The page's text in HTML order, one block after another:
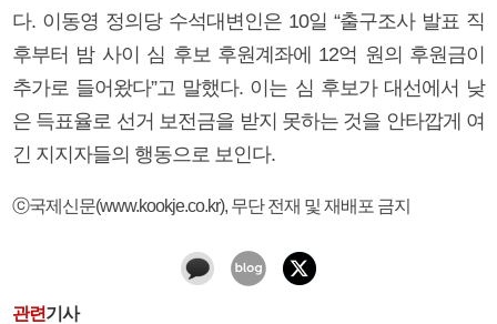
다. 이동영 정의당 수석대변인은 10일 “출구조사 발표 직
후부터 밤 사이 심 후보 후원계좌에 12억 원의 후원금이
추가로 들어왔다”고 말했다. 이는 심 후보가 대선에서 낮
은 득표율로 선거 보전금을 받지 못하는 것을 안타깝게 여
긴 지지자들의 행동으로 보인다.
ⓒ국제신문(www.kookje.co.kr), 무단 전재 및 재배포 금지
관련기사